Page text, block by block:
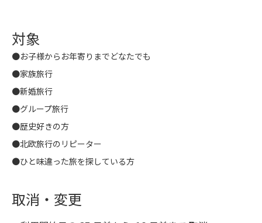
対象
●お子様からお年寄りまでどなたでも
●家族旅行
●新婚旅行
●グループ旅行
●歴史好きの方
●北欧旅行のリピーター
●ひと味違った旅を探している方
取消・変更